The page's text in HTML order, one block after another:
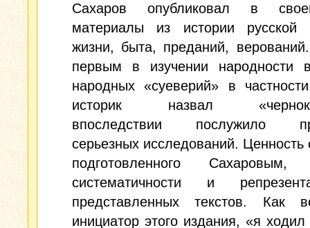
Сахаров опубликовал в
материалы из истории русской
жизни, быта, преданий,
первым в изучении народности
народных «суеверий» в
историк назвал
впоследствии послужило
серьезных исследований. Ценность
подготовленного
систематичности и
представленных текстов. Как
инициатор этого издания, «я